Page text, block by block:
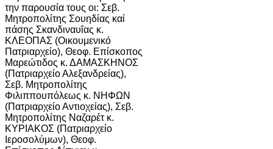
την παρουσία τους οι: Σεβ.
Μητροπολίτης Σουηδίας καί
πάσης Σκανδιναυΐας κ.
ΚΛΕΟΠΑΣ (Οικουμενικό
Πατριαρχείο), Θεοφ. Επίσκοπος
Μαρεώτιδος κ. ΔΑΜΑΣΚΗΝΟΣ
(Πατριαρχείο Αλεξανδρείας),
Σεβ. Μητροπολίτης
Φιλιππουπόλεως κ. ΝΗΦΩΝ
(Πατριαρχείο Αντιοχείας), Σεβ.
Μητροπολίτης Ναζαρέτ κ.
ΚΥΡΙΑΚΟΣ (Πατριαρχείο
Ιεροσολύμων), Θεοφ.